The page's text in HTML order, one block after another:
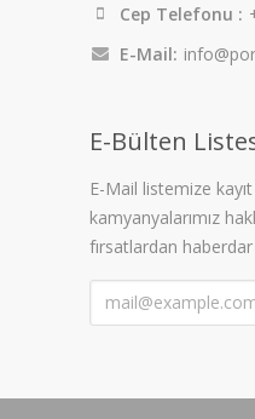
Cep Telefonu :
E-Mail:
E-Bülten
E-Mail listemize
kamyanyalarımız
fırsatlardan